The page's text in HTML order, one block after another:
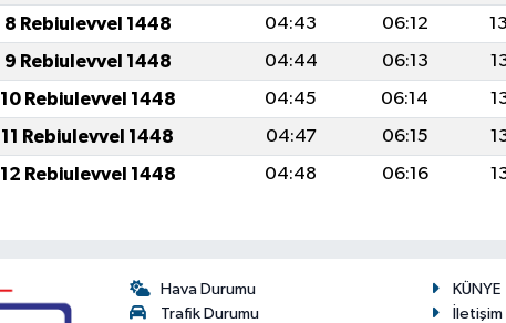
8 Rebiulevvel 1448 04:43 06:12
9 Rebiulevvel 1448 04:44 06:13
10 Rebiulevvel 1448 04:45 06:14
11 Rebiulevvel 1448 04:47 06:15
12 Rebiulevvel 1448 04:48 06:16
Hava Durumu
Trafik Durumu
KÜNYE
İletişim